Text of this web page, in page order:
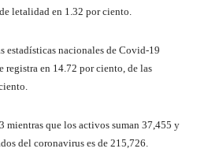
letalidad en 1.32 por ciento.
estadísticas nacionales de Covid-19
registra en 14.72 por ciento, de las
mientras que los activos suman 37,455 y
del coronavirus es de 215,726.